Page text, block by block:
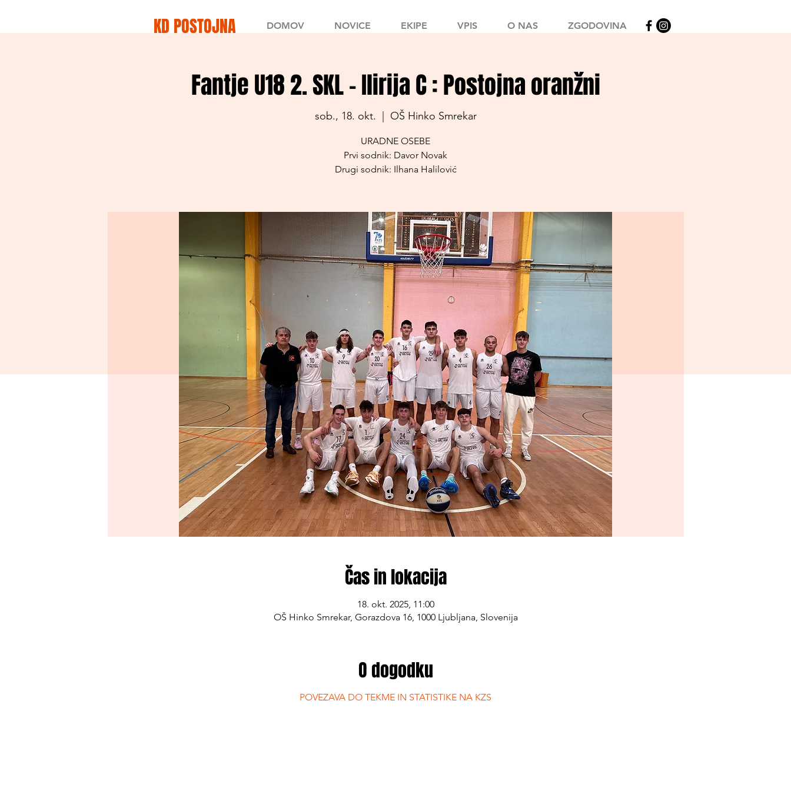
KD POSTOJNA DOMOV NOVICE EKIPE VPIS O NAS ZGODOVINA
Fantje U18 2. SKL - Ilirija C : Postojna oranžni
sob., 18. okt. OŠ Hinko Smrekar
URADNE OSEBE
Prvi sodnik: Davor Novak
Drugi sodnik: Ilhana Halilović
Čas in lokacija
18. okt. 2025, 11:00
OŠ Hinko Smrekar, Gorazdova 16, 1000 Ljubljana, Slovenija
O dogodku
POVEZAVA DO TEKME IN STATISTIKE NA KZS